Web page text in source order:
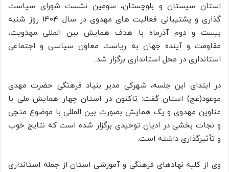
استان سیستان و بلوچستان، سومین نشست شورای سیاست
گذاری و پشتیبانی فعالیت های مهدوی در سال ۱۴۰۴ روز شنبه
بیست و دوم آذرماه با هدف همایش بین المللی مهدویت،
مقاومت و آینده جهان به ریاست معاون سیاسی و اجتماعی
استانداری در محل استانداری برگزار شد.
در ابتدای این جلسه، شهرکی مدیر بنیاد فرهنگی حضرت مهدی
موعود(عج) استان گفت: تاکنون در استان چهار همایش ملی با
عناوین مهدوی و یک همایش بصورت بین المللی با موضوع منجی
و نجات بخشی در ادیان توحیدی برگزار شده است که نتایج خوب
و تأثیرگذاری داشته است.
وی از کلیه نهادهای فرهنگی و آموزشی استان از جمله استانداری